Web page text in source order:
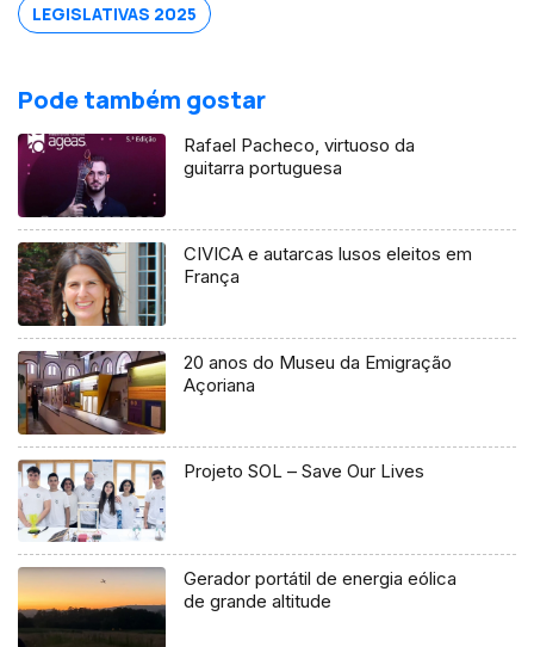
LEGISLATIVAS 2025
Pode também gostar
Rafael Pacheco, virtuoso da
guitarra portuguesa
CIVICA e autarcas lusos eleitos em
França
20 anos do Museu da Emigração
Açoriana
Projeto SOL – Save Our Lives
Gerador portátil de energia eólica
de grande altitude